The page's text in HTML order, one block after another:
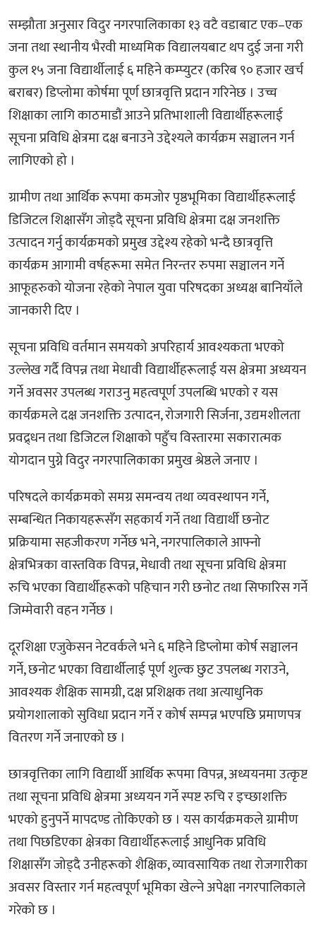
सम्झौता अनुसार विदुर नगरपालिकाका १३ वटै वडाबाट एक–एक
जना तथा स्थानीय भैरवी माध्यमिक विद्यालयबाट थप दुई जना गरी
कुल १५ जना विद्यार्थीलाई ६ महिने कम्प्युटर (करिब ९० हजार खर्च
बराबर) डिप्लोमा कोर्षमा पूर्ण छात्रवृत्ति प्रदान गरिनेछ । उच्च
शिक्षाका लागि काठमाडौं आउने प्रतिभाशाली विद्यार्थीहरूलाई
सूचना प्रविधि क्षेत्रमा दक्ष बनाउने उद्देश्यले कार्यक्रम सञ्चालन गर्न
लागिएको हो ।
ग्रामीण तथा आर्थिक रूपमा कमजोर पृष्ठभूमिका विद्यार्थीहरूलाई
डिजिटल शिक्षासँग जोड्दै सूचना प्रविधि क्षेत्रमा दक्ष जनशक्ति
उत्पादन गर्नु कार्यक्रमको प्रमुख उद्देश्य रहेको भन्दै छात्रवृत्ति
कार्यक्रम आगामी वर्षहरूमा समेत निरन्तर रुपमा सञ्चालन गर्ने
आफूहरुको योजना रहेको नेपाल युवा परिषदका अध्यक्ष बानियाँले
जानकारी दिए ।
सूचना प्रविधि वर्तमान समयको अपरिहार्य आवश्यकता भएको
उल्लेख गर्दै विपन्न तथा मेधावी विद्यार्थीहरूलाई यस क्षेत्रमा अध्ययन
गर्ने अवसर उपलब्ध गराउनु महत्वपूर्ण उपलब्धि भएको र यस
कार्यक्रमले दक्ष जनशक्ति उत्पादन, रोजगारी सिर्जना, उद्यमशीलता
प्रवद्र्धन तथा डिजिटल शिक्षाको पहुँच विस्तारमा सकारात्मक
योगदान पुग्ने विदुर नगरपालिकाका प्रमुख श्रेष्ठले जनाए ।
परिषदले कार्यक्रमको समग्र समन्वय तथा व्यवस्थापन गर्ने,
सम्बन्धित निकायहरूसँग सहकार्य गर्ने तथा विद्यार्थी छनोट
प्रक्रियामा सहजीकरण गर्नेछ भने, नगरपालिकाले आफ्नो
क्षेत्रभित्रका वास्तविक विपन्न, मेधावी तथा सूचना प्रविधि क्षेत्रमा
रुचि भएका विद्यार्थीहरूको पहिचान गरी छनोट तथा सिफारिस गर्ने
जिम्मेवारी वहन गर्नेछ ।
दूरशिक्षा एजुकेसन नेटवर्कले भने ६ महिने डिप्लोमा कोर्ष सञ्चालन
गर्ने, छनोट भएका विद्यार्थीलाई पूर्ण शुल्क छुट उपलब्ध गराउने,
आवश्यक शैक्षिक सामग्री, दक्ष प्रशिक्षक तथा अत्याधुनिक
प्रयोगशालाको सुविधा प्रदान गर्ने र कोर्ष सम्पन्न भएपछि प्रमाणपत्र
वितरण गर्ने जनाएको छ ।
छात्रवृत्तिका लागि विद्यार्थी आर्थिक रूपमा विपन्न, अध्ययनमा उत्कृष्ट
तथा सूचना प्रविधि क्षेत्रमा अध्ययन गर्ने स्पष्ट रुचि र इच्छाशक्ति
भएको हुनुपर्ने मापदण्ड तोकिएको छ । यस कार्यक्रमकले ग्रामीण
तथा पिछडिएका क्षेत्रका विद्यार्थीहरूलाई आधुनिक प्रविधि
शिक्षासँग जोड्दै उनीहरूको शैक्षिक, व्यावसायिक तथा रोजगारीका
अवसर विस्तार गर्न महत्वपूर्ण भूमिका खेल्ने अपेक्षा नगरपालिकाले
गरेको छ ।